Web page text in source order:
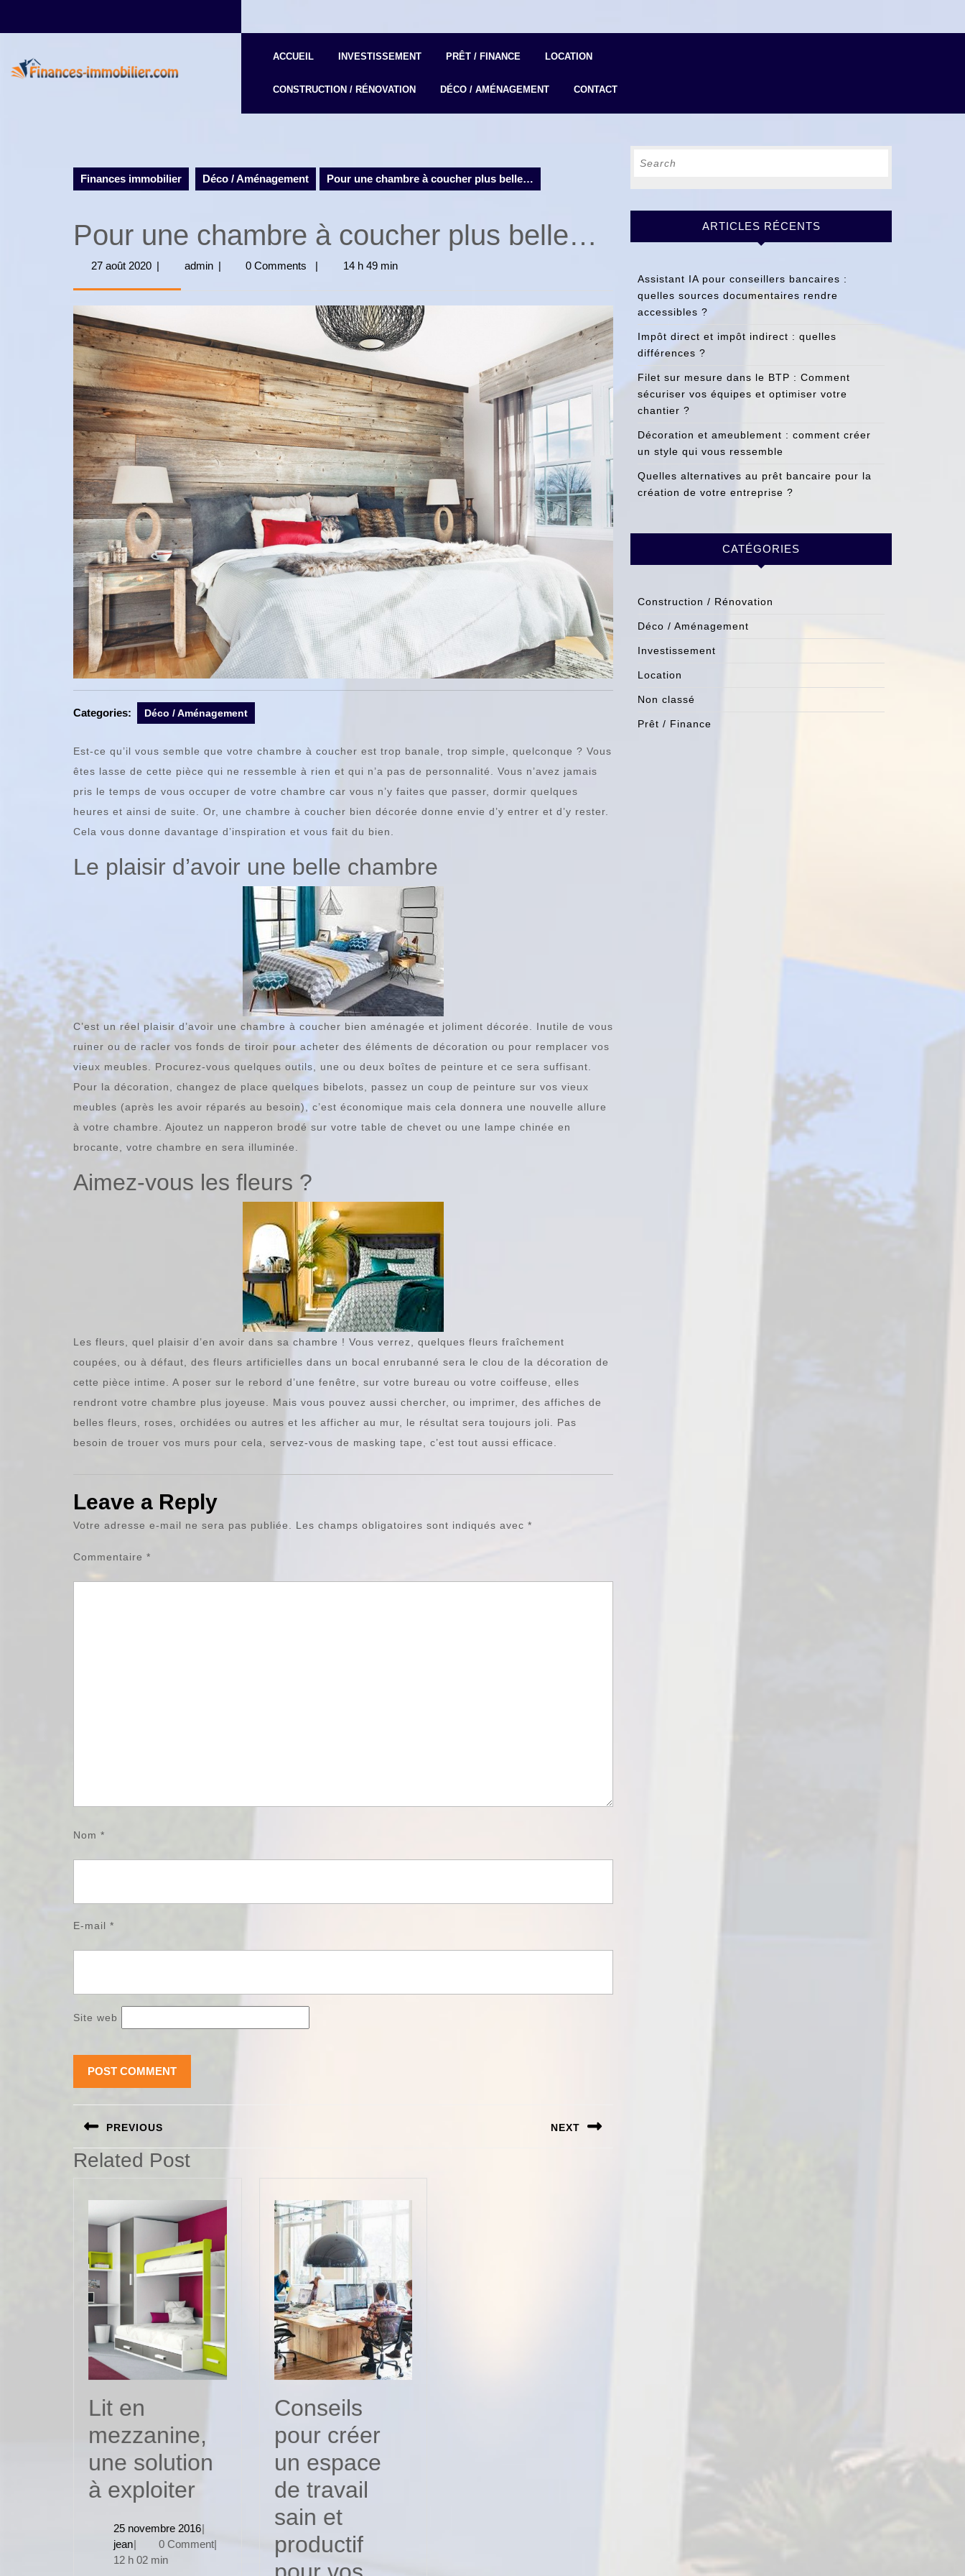
ACCUEIL INVESTISSEMENT PRÊT / FINANCE LOCATION
CONSTRUCTION / RÉNOVATION DÉCO / AMÉNAGEMENT CONTACT
Finances immobilier Déco / Aménagement Pour une chambre à coucher plus belle…
Pour une chambre à coucher plus belle…
27 août 2020 27
| admin admin
| 0 Comments | 14 h 49 min
Categories: Déco / Aménagement
Est-ce qu’il vous semble que votre chambre à coucher est trop banale, trop simple, quelconque ? Vous
êtes lasse de cette pièce qui ne ressemble à rien et qui n’a pas de personnalité. Vous n’avez jamais
pris le temps de vous occuper de votre chambre car vous n’y faites que passer, dormir quelques
heures et ainsi de suite. Or, une chambre à coucher bien décorée donne envie d’y entrer et d’y rester.
Cela vous donne davantage d’inspiration et vous fait du bien.
Le plaisir d’avoir une belle chambre
C’est un réel plaisir d’avoir une chambre à coucher bien aménagée et joliment décorée. Inutile de vous
ruiner ou de racler vos fonds de tiroir pour acheter des éléments de décoration ou pour remplacer vos
vieux meubles. Procurez-vous quelques outils, une ou deux boîtes de peinture et ce sera suffisant.
Pour la décoration, changez de place quelques bibelots, passez un coup de peinture sur vos vieux
meubles (après les avoir réparés au besoin), c’est économique mais cela donnera une nouvelle allure
à votre chambre. Ajoutez un napperon brodé sur votre table de chevet ou une lampe chinée en
brocante, votre chambre en sera illuminée.
Aimez-vous les fleurs ?
Les fleurs, quel plaisir d’en avoir dans sa chambre ! Vous verrez, quelques fleurs fraîchement
coupées, ou à défaut, des fleurs artificielles dans un bocal enrubanné sera le clou de la décoration de
cette pièce intime. A poser sur le rebord d’une fenêtre, sur votre bureau ou votre coiffeuse, elles
rendront votre chambre plus joyeuse. Mais vous pouvez aussi chercher, ou imprimer, des affiches de
belles fleurs, roses, orchidées ou autres et les afficher au mur, le résultat sera toujours joli. Pas
besoin de trouer vos murs pour cela, servez-vous de masking tape, c’est tout aussi efficace.
Leave a Reply
Votre adresse e-mail ne sera pas publiée. Les champs obligatoires sont indiqués avec *
Commentaire *
Nom *
E-mail *
Site web
Navigation
l’article
PREVIOUS
Previous
post:
NEXT
Related Post
Lit en
mezzanine,
une solution
à exploiterLit
mezzanine,
25 novembre 201625
novembre
|
jeanjean
| 0 Comment|
12 h 02 min
Conseils
pour créer
un espace
de travail
sain et
productif
ARTICLES RÉCENTS
Assistant IA pour conseillers bancaires :
quelles sources documentaires rendre
accessibles ?
Impôt direct et impôt indirect : quelles
différences ?
Filet sur mesure dans le BTP : Comment
sécuriser vos équipes et optimiser votre
chantier ?
Décoration et ameublement : comment créer
un style qui vous ressemble
Quelles alternatives au prêt bancaire pour la
création de votre entreprise ?
CATÉGORIES
Construction / Rénovation
Déco / Aménagement
Investissement
Location
Non classé
Prêt / Finance